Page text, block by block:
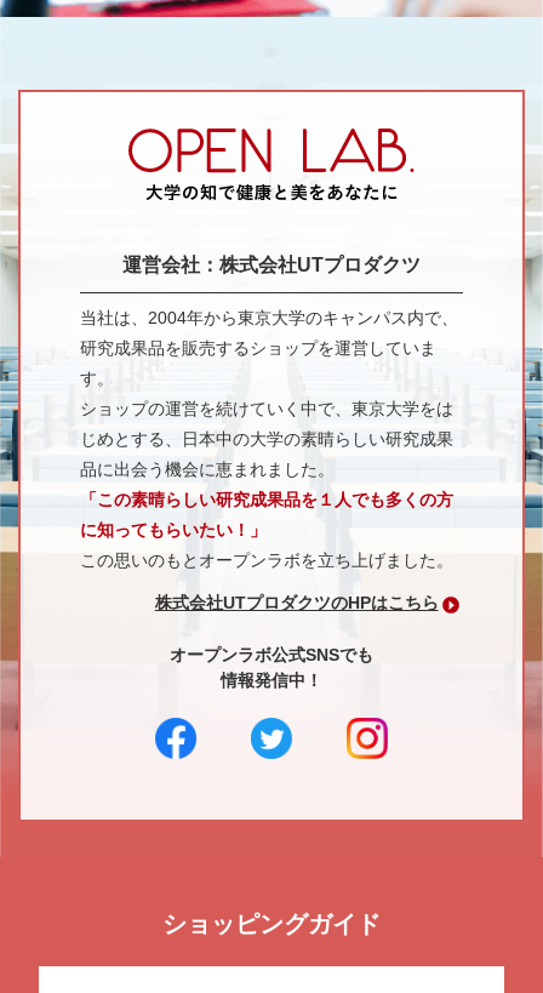
運営会社：株式会社UTプロダクツ
当社は、2004年から東京大学のキャンパス内で、
研究成果品を販売するショップを運営していま
す。
ショップの運営を続けていく中で、東京大学をは
じめとする、日本中の大学の素晴らしい研究成果
品に出会う機会に恵まれました。
「この素晴らしい研究成果品を１人でも多くの方
に知ってもらいたい！」
この思いのもとオープンラボを立ち上げました。
株式会社UTプロダクツのHPはこちら
オープンラボ公式SNSでも
情報発信中！
ショッピングガイド